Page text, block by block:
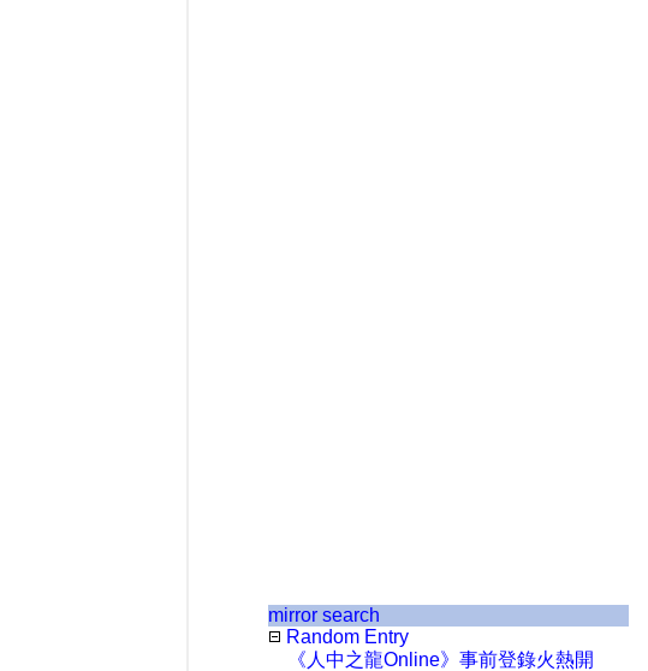
mirror search
Random Entry
《人中之龍Online》事前登錄火熱開